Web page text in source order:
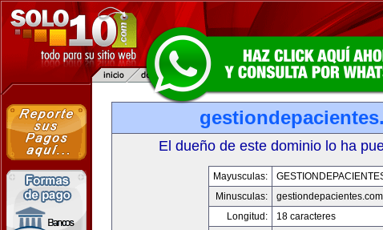
El dueño de este dominio lo ha
Mayusculas:
Minusculas:
gestiondepacientes.com
Longitud:
18 caracteres